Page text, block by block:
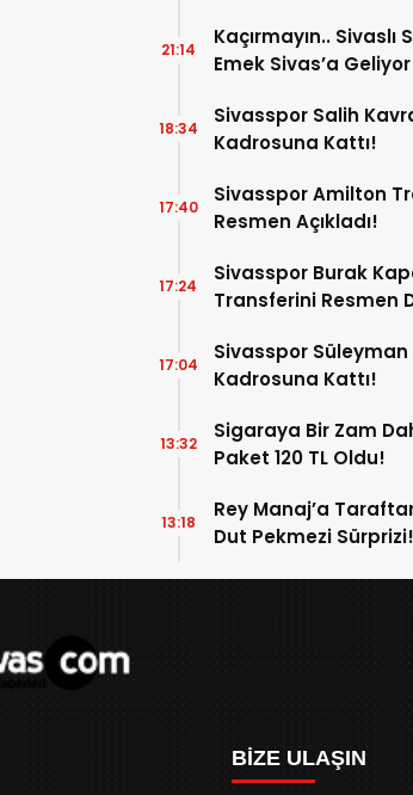
Kaçırmayın.. Sivaslı
Emek Sivas’a
21:14
Sivasspor Salih
Kadrosuna Kattı!
18:34
Sivasspor Amilton
Resmen Açıkladı!
17:40
Sivasspor Burak
Transferini Resmen
17:24
Sivasspor Süleyman
Kadrosuna Kattı!
17:04
Sigaraya Bir Zam
Paket 120 TL Oldu!
13:32
Rey Manaj’a
Dut Pekmezi Sürprizi!
13:18
BİZE ULAŞIN